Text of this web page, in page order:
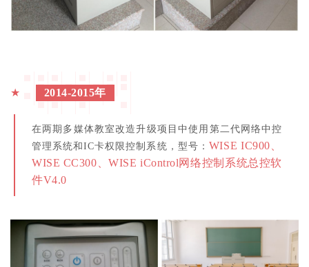
★ 2014-2015年
在两期多媒体教室改造升级项目中使用第二代网络中控
管理系统和IC卡权限控制系统，型号： WISE IC900、
WISE CC300、WISE iControl网络控制系统总控软
件V4.0